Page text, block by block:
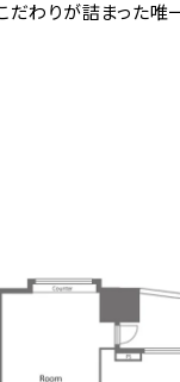
わりが詰まった唯